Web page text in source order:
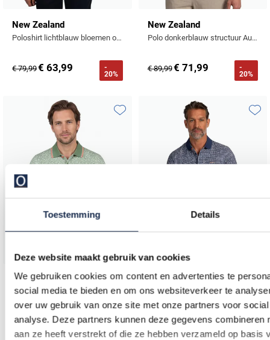
Toestemming Details
Deze website maakt gebruik van cookies
We gebruiken cookies om content en advertenties te
social media te bieden en om ons websiteverkeer te
over uw gebruik van onze site met onze partners voor
analyse. Deze partners kunnen deze gegevens combineren
aan ze heeft verstrekt of die ze hebben verzameld op basis
New Zealand
Poloshirt lichtblauw bloemen oranje wit tropisch
€ 79,99€ 63,99
-
20%
New Zealand
Polo donkerblauw structuur Auckland katoen
€ 89,99€ 71,99
-
20%
New Zealand
Poloshirt katoen groen kleine blaadjes print
€ 69,99€ 55,99
-
20%
Toevoegen aan favorieten
New Zealand
Poloshirt donkerblauw geprint korte mouw
€ 69,99€ 55,99
-
20%